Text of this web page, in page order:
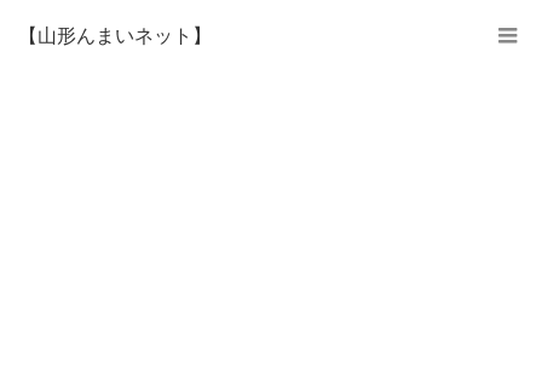
【山形んまいネット】